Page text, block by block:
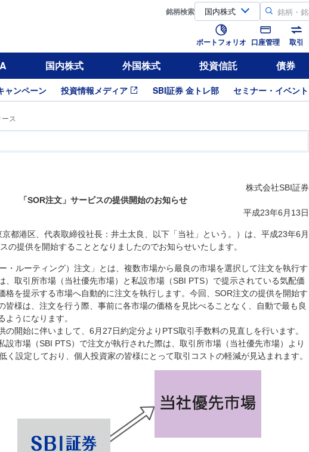
銘柄検索
ポートフォリオ 口座管理 取引
国内株式 外国株式 投資信託 債券
ャンペーン 投資情報メディア SBI証券 金トレ部 セミナー・イベント
ス
株式会社SBI証券
「SOR注文」サービスの提供開始のお知らせ
平成23年6月13日
都港区、代表取締役社長：井土太良、以下「当社」という。）は、平成23年6月
の提供を開始することとなりましたのでお知らせいたします。
・ルーティング）注文」とは、複数市場から最良の市場を選択して注文を執行す
、取引所市場（当社優先市場）と私設市場（SBI PTS）で提示されている気配価
格を提示する市場へ自動的に注文を執行します。今回、SOR注文の提供を開始す
皆様は、注文を行う際、事前に各市場の価格を見比べることなく、自動で最も良
ようになります。
の開始に伴いまして、6月27日約定分よりPTS取引手数料の見直しを行います。
設市場（SBI PTS）で注文が執行された際は、取引所市場（当社優先市場）より
く設定しており、個人投資家の皆様にとって取引コストの軽減が見込まれます。